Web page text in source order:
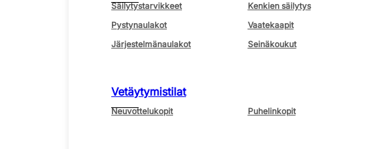
Säilytystarvikkeet Kenkien säilytys
Pystynaulakot
Vaatekaapit
Järjestelmänaulakot
Seinäkoukut
Vetäytymistilat
Neuvottelukopit Puhelinkopit